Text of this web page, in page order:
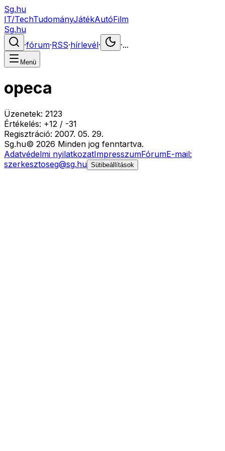
Sg.hu
IT/TechTudományJátékAutóFilm
Sg.hu
·fórum·RSS·hírlevél· ·...
Menü
opeca
Üzenetek: 2123
Értékelés: +12 / -31
Regisztráció: 2007. 05. 29.
Sg.hu© 2026 Minden jog fenntartva.
Adatvédelmi nyilatkozatImpresszumFórumE-mail:
szerkesztoseg@sg.hu Sütibeállítások